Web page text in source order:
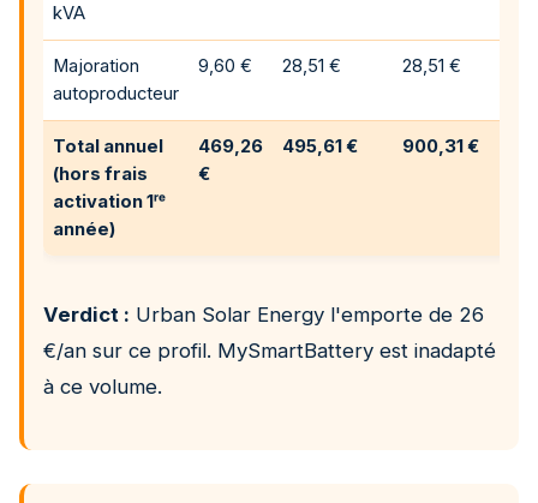
kVA
Majoration
autoproducteur
9,60 € 28,51 € 28,51 €
Total annuel
(hors frais
activation 1ʳᵉ
année)
469,26
€
495,61 € 900,31 €
Verdict : Urban Solar Energy l'emporte de 26
€/an sur ce profil. MySmartBattery est inadapté
à ce volume.